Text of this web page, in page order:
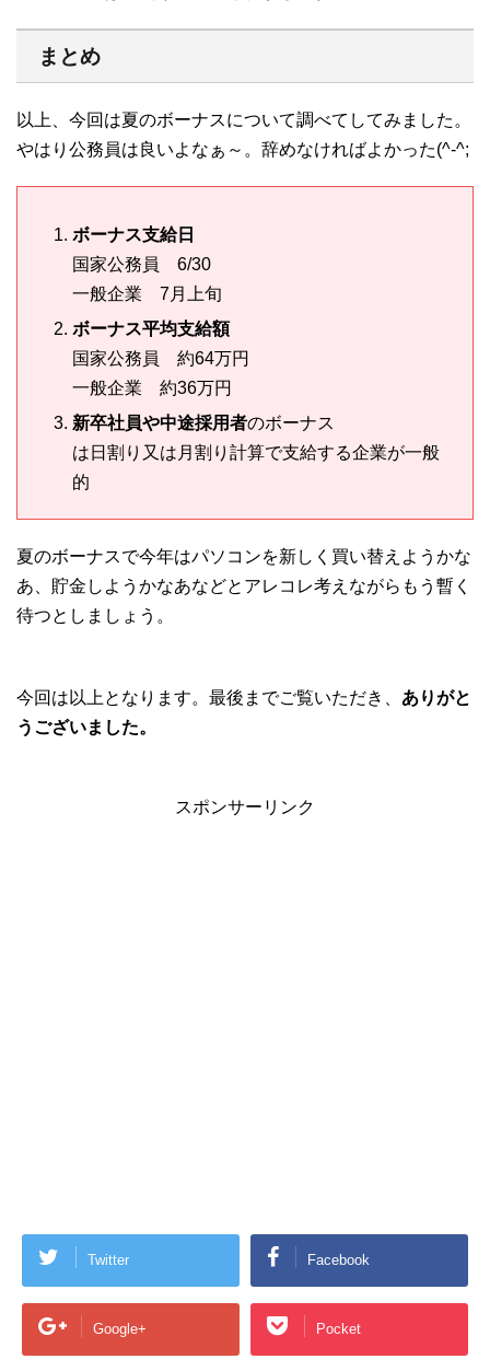
まとめ
以上、今回は夏のボーナスについて調べてしてみました。
やはり公務員は良いよなぁ～。辞めなければよかった(^-^;
ボーナス支給日
国家公務員 6/30
一般企業 7月上旬
ボーナス平均支給額
国家公務員 約64万円
一般企業 約36万円
新卒社員や中途採用者のボーナス
は日割り又は月割り計算で支給する企業が一般
的
夏のボーナスで今年はパソコンを新しく買い替えようかな
あ、貯金しようかなあなどとアレコレ考えながらもう暫く
待つとしましょう。
今回は以上となります。最後までご覧いただき、 ありがと
うございました。
スポンサーリンク
Twitter Facebook
Google+ Pocket